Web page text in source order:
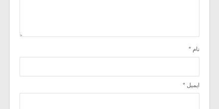
نام *
ایمیل *